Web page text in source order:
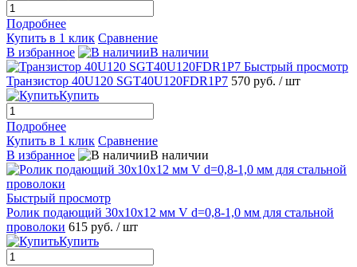
Подробнее
Купить в 1 клик Сравнение
В избранное
В наличии
Быстрый просмотр
Транзистор 40U120 SGT40U120FDR1P7 570 руб. / шт
Купить
Подробнее
Купить в 1 клик Сравнение
В избранное
В наличии
Быстрый просмотр
Ролик подающий 30x10x12 мм V d=0,8-1,0 мм для стальной
проволоки 615 руб. / шт
Купить